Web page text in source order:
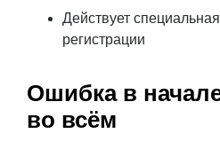
Действует
регистрации
Ошибка в
во всём